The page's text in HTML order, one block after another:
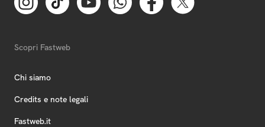
Scopri Fastweb
Chi siamo
Credits e note legali
Fastweb.it